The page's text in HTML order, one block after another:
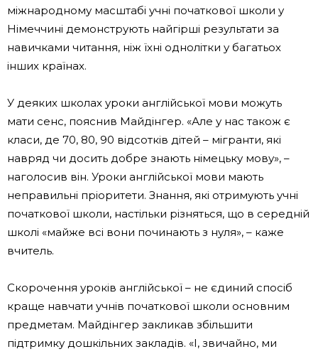
міжнародному масштабі учні початкової школи у
Німеччині демонструють найгірші результати за
навичками читання, ніж їхні однолітки у багатьох
інших країнах.
У деяких школах уроки англійської мови можуть
мати сенс, пояснив Майдінгер. «Але у нас також є
класи, де 70, 80, 90 відсотків дітей – мігранти, які
навряд чи досить добре знають німецьку мову», –
наголосив він. Уроки англійської мови мають
неправильні пріоритети. Знання, які отримують учні
початкової школи, настільки різняться, що в середній
школі «майже всі вони починають з нуля», – каже
вчитель.
Скорочення уроків англійської – не єдиний спосіб
краще навчати учнів початкової школи основним
предметам. Майдінгер закликав збільшити
підтримку дошкільних закладів. «І, звичайно, ми